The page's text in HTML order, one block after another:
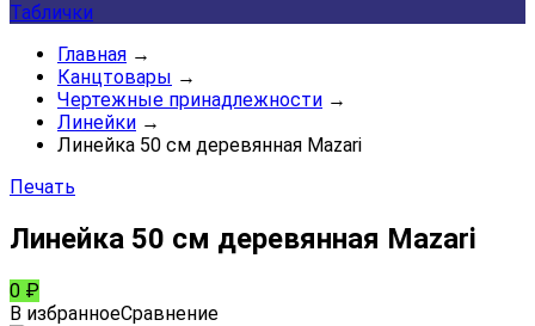
Таблички
Главная →
Канцтовары →
Чертежные принадлежности →
Линейки →
Линейка 50 см деревянная Mazari
Печать
Линейка 50 см деревянная Mazari
0 ₽
В избранноеСравнение